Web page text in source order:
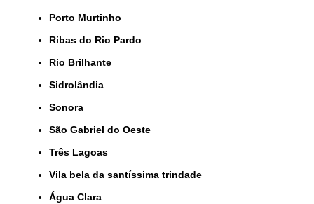
Porto Murtinho
Ribas do Rio Pardo
Rio Brilhante
Sidrolândia
Sonora
São Gabriel do Oeste
Três Lagoas
Vila bela da santíssima trindade
Água Clara